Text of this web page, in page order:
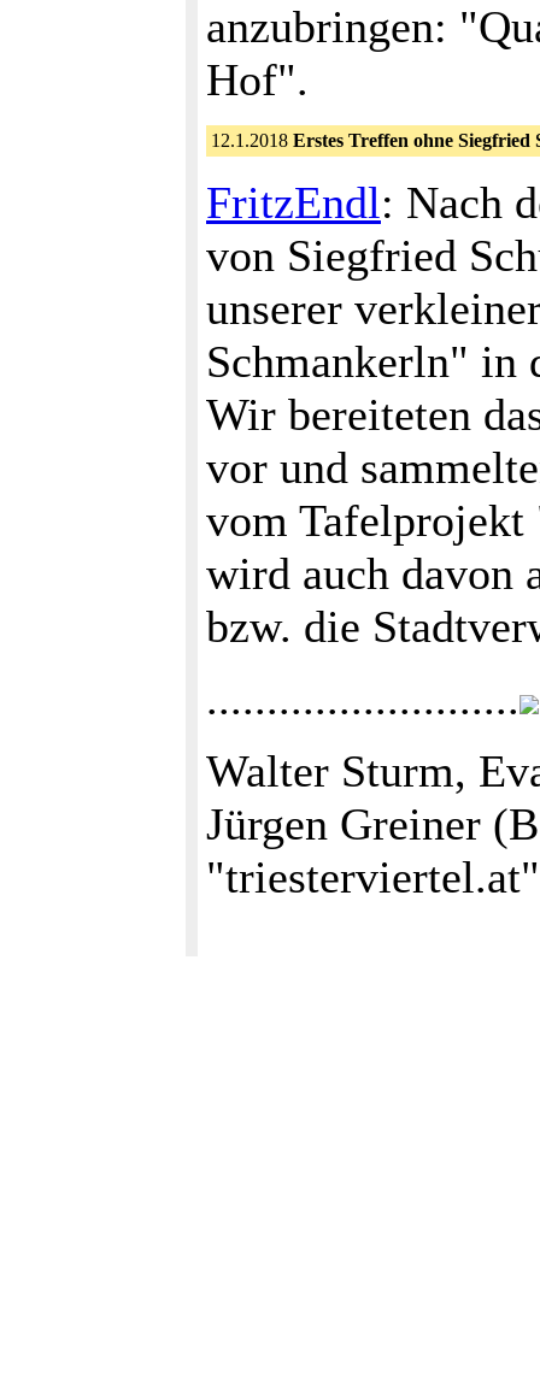
anzubringen:
Hof".
12.1.2018 Erstes Treffen ohne
FritzEndl: Nach
von Siegfried
unserer
Schmankerln" in
Wir bereiteten
vor und
vom Tafelprojekt
wird auch davon
bzw. die
..........................
Walter Sturm,
Jürgen Greiner